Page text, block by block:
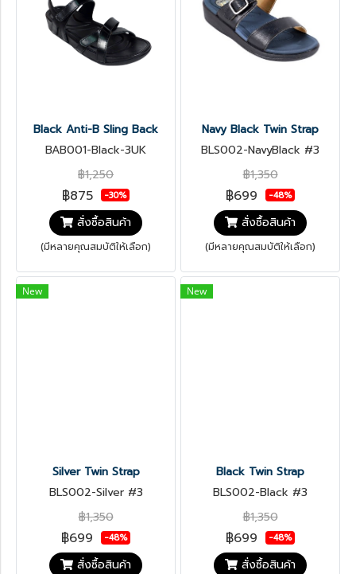
Black Anti-B Sling Back
BAB001-Black-3UK
฿1,250
฿875 -30%
สั่งซื้อสินค้า
(มีหลายคุณสมบัติให้เลือก)
Navy Black Twin Strap
BLS002-NavyBlack #3
฿1,350
฿699 -48%
สั่งซื้อสินค้า
(มีหลายคุณสมบัติให้เลือก)
New
Silver Twin Strap
BLS002-Silver #3
฿1,350
฿699 -48%
สั่งซื้อสินค้า
New
Black Twin Strap
BLS002-Black #3
฿1,350
฿699 -48%
สั่งซื้อสินค้า